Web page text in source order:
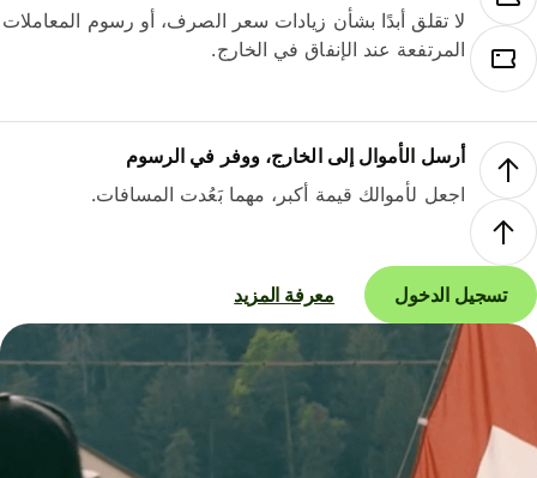
لا تقلق أبدًا بشأن زيادات سعر الصرف، أو رسوم المعاملات
المرتفعة عند الإنفاق في الخارج.
أرسل الأموال إلى الخارج، ووفر في الرسوم
اجعل لأموالك قيمة أكبر، مهما بَعُدت المسافات.
تسجيل الدخول معرفة المزيد